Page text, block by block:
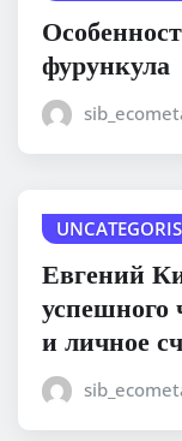
фурункула
Евгений
успешного
и личное